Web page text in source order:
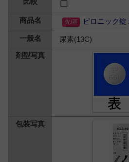
ピロニック錠
尿素(13C)